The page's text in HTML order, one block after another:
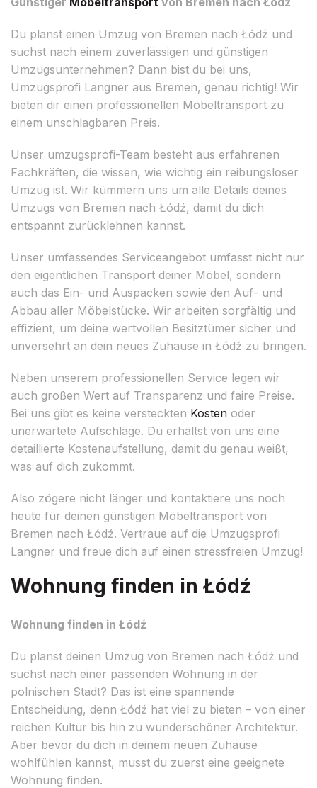
Du planst einen Umzug von Bremen nach Łódź und
suchst nach einem zuverlässigen und günstigen
Umzugsunternehmen? Dann bist du bei uns,
Umzugsprofi Langner aus Bremen, genau richtig! Wir
bieten dir einen professionellen Möbeltransport zu
einem unschlagbaren Preis.
Unser umzugsprofi-Team besteht aus erfahrenen
Fachkräften, die wissen, wie wichtig ein reibungsloser
Umzug ist. Wir kümmern uns um alle Details deines
Umzugs von Bremen nach Łódź, damit du dich
entspannt zurücklehnen kannst.
Unser umfassendes Serviceangebot umfasst nicht nur
den eigentlichen Transport deiner Möbel, sondern
auch das Ein- und Auspacken sowie den Auf- und
Abbau aller Möbelstücke. Wir arbeiten sorgfältig und
effizient, um deine wertvollen Besitztümer sicher und
unversehrt an dein neues Zuhause in Łódź zu bringen.
Neben unserem professionellen Service legen wir
auch großen Wert auf Transparenz und faire Preise.
Bei uns gibt es keine versteckten Kosten oder
unerwartete Aufschläge. Du erhältst von uns eine
detaillierte Kostenaufstellung, damit du genau weißt,
was auf dich zukommt.
Also zögere nicht länger und kontaktiere uns noch
heute für deinen günstigen Möbeltransport von
Bremen nach Łódź. Vertraue auf die Umzugsprofi
Langner und freue dich auf einen stressfreien Umzug!
Wohnung finden in Łódź
Wohnung finden in Łódź
Du planst deinen Umzug von Bremen nach Łódź und
suchst nach einer passenden Wohnung in der
polnischen Stadt? Das ist eine spannende
Entscheidung, denn Łódź hat viel zu bieten – von einer
reichen Kultur bis hin zu wunderschöner Architektur.
Aber bevor du dich in deinem neuen Zuhause
wohlfühlen kannst, musst du zuerst eine geeignete
Wohnung finden.